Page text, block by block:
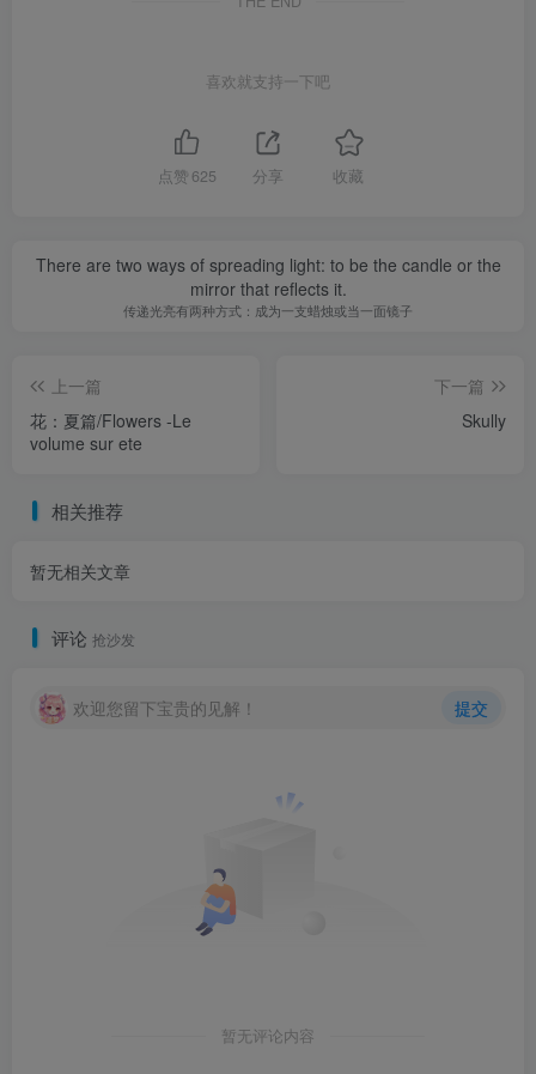
喜欢就支持一下吧
点赞 625 分享 收藏
There are two ways of spreading light: to be the candle or the
mirror that reflects it.
传递光亮有两种方式：成为一支蜡烛或当一面镜子
上一篇
花：夏篇/Flowers -Le
volume sur ete
下一篇
Skully
相关推荐
暂无相关文章
评论 抢沙发
欢迎您留下宝贵的见解！ 提交
暂无评论内容